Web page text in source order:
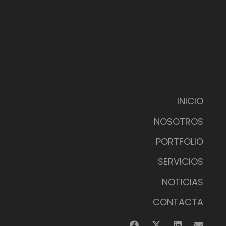
INICIO
NOSOTROS
PORTFOLIO
SERVICIOS
NOTICIAS
CONTACTA